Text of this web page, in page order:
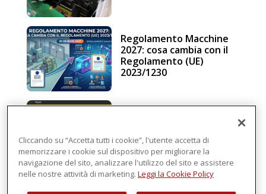
Regolamento Macchine
2027: cosa cambia con il
Regolamento (UE)
2023/1230
intelligenza in cloud
Cliccando su “Accetta tutti i cookie”, l'utente accetta di
memorizzare i cookie sul dispositivo per migliorare la
navigazione del sito, analizzare l'utilizzo del sito e assistere
nelle nostre attività di marketing. Leggi la Cookie Policy